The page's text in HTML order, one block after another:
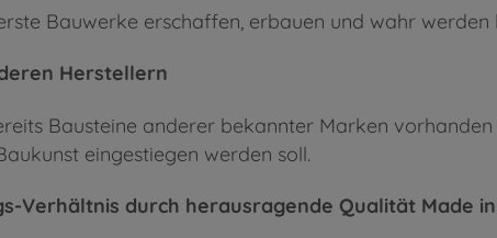
Bauwerke erschaffen, erbauen und wahr werden
Herstellern
Bausteine anderer bekannter Marken
eingestiegen werden soll.
Verhältnis durch herausragende Qualität Made